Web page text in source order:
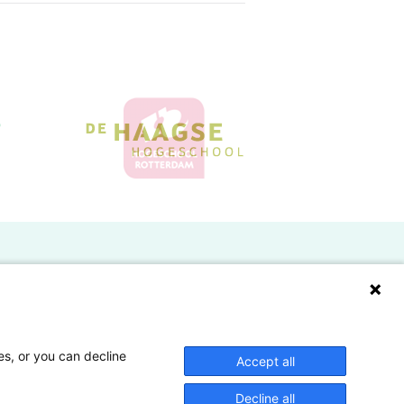
Lectoren en onderzoekers
or you can decline
Accept all
Decline all